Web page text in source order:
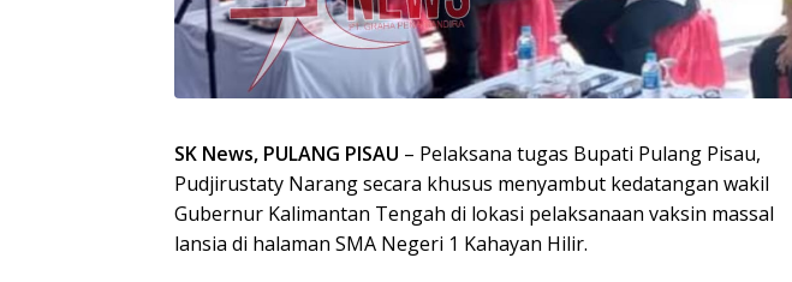
SK News, PULANG PISAU – Pelaksana tugas Bupati Pulang Pisau,
Pudjirustaty Narang secara khusus menyambut kedatangan wakil
Gubernur Kalimantan Tengah di lokasi pelaksanaan vaksin massal
lansia di halaman SMA Negeri 1 Kahayan Hilir.